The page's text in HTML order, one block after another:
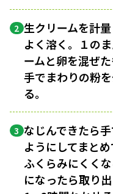
2 生クリームを計
よく溶く。１の
ームと卵を混ぜ
手でまわりの粉
る。
3 なじんできたら
ようにしてまと
ふくらみにくく
になったら取り